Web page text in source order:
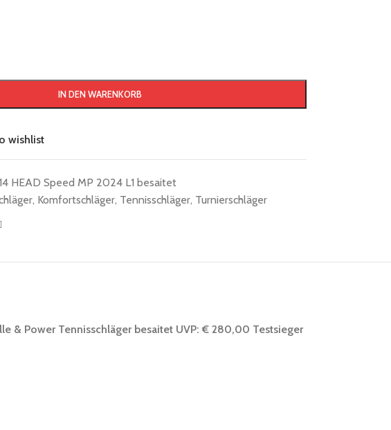
IN DEN WARENKORB
wishlist
HEAD Speed MP 2024 L1 besaitet
, Komfortschläger, Tennisschläger, Turnierschläger
& Power Tennisschläger besaitet UVP: € 280,00 Testsieger